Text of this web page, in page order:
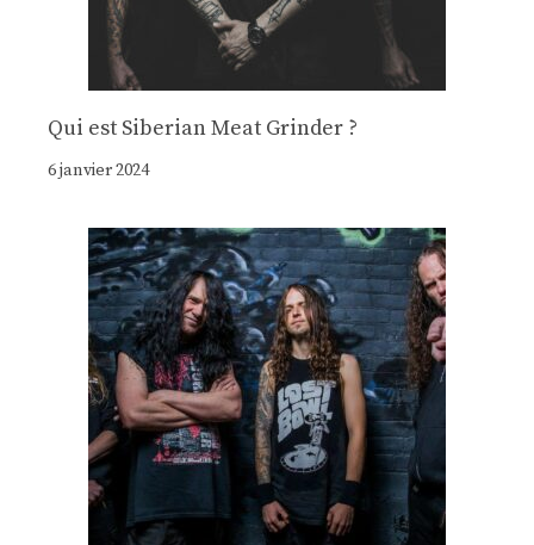
Qui est Siberian Meat Grinder ?
6 janvier 2024